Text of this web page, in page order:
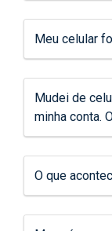
Meu celular
Mudei de
minha conta.
O que